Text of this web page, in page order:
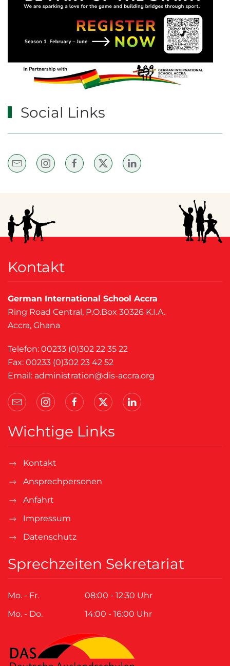
Social Links
Kontakt
German International School Accra
Ring Road Central, P.O.Box 30326 K.I.A.
Accra, Ghana
Telefon: 00233 (0)302 22 35 22
Fax: 00233 (0)302 23 42 52
Email: administration@dis-accra.org
Wichtige Links
Kontakt
Ansprechpersonen
Anfahrt
Impressum
Datenschutz
Sprechzeiten Sekretariat
Mo. - Fr.
08:00 - 12:30 Uhr
Mo. - Do.
14:00 - 16:00 Uhr